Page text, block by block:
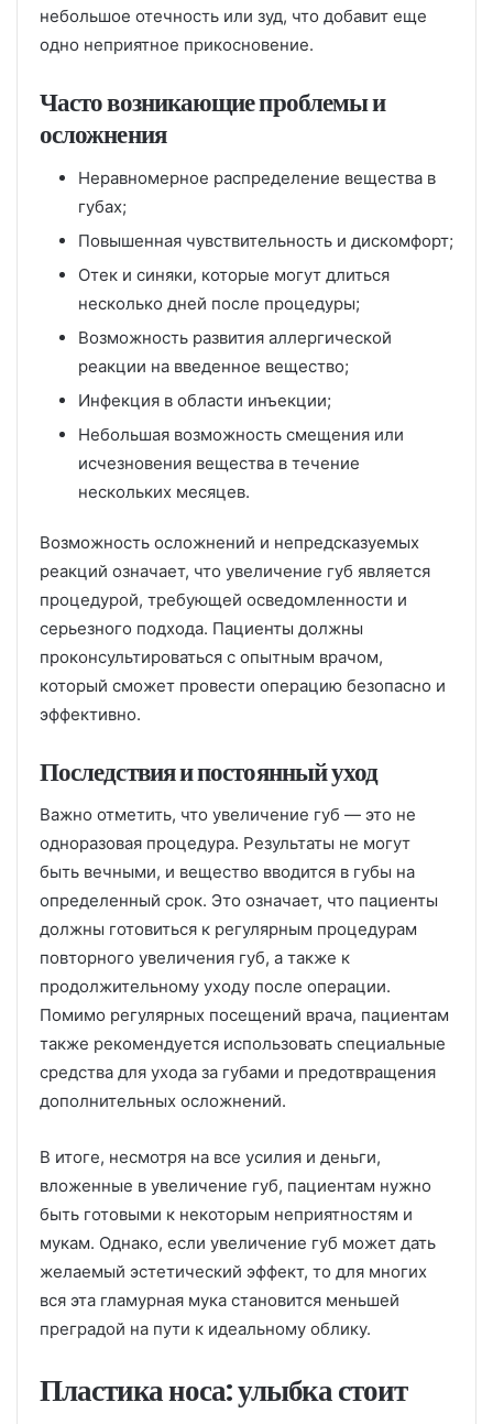
небольшое отечность или зуд, что добавит еще
одно неприятное прикосновение.
Часто возникающие проблемы и
осложнения
Неравномерное распределение вещества в
губах;
Повышенная чувствительность и дискомфорт;
Отек и синяки, которые могут длиться
несколько дней после процедуры;
Возможность развития аллергической
реакции на введенное вещество;
Инфекция в области инъекции;
Небольшая возможность смещения или
исчезновения вещества в течение
нескольких месяцев.
Возможность осложнений и непредсказуемых
реакций означает, что увеличение губ является
процедурой, требующей осведомленности и
серьезного подхода. Пациенты должны
проконсультироваться с опытным врачом,
который сможет провести операцию безопасно и
эффективно.
Последствия и постоянный уход
Важно отметить, что увеличение губ — это не
одноразовая процедура. Результаты не могут
быть вечными, и вещество вводится в губы на
определенный срок. Это означает, что пациенты
должны готовиться к регулярным процедурам
повторного увеличения губ, а также к
продолжительному уходу после операции.
Помимо регулярных посещений врача, пациентам
также рекомендуется использовать специальные
средства для ухода за губами и предотвращения
дополнительных осложнений.
В итоге, несмотря на все усилия и деньги,
вложенные в увеличение губ, пациентам нужно
быть готовыми к некоторым неприятностям и
мукам. Однако, если увеличение губ может дать
желаемый эстетический эффект, то для многих
вся эта гламурная мука становится меньшей
преградой на пути к идеальному облику.
Пластика носа: улыбка стоит